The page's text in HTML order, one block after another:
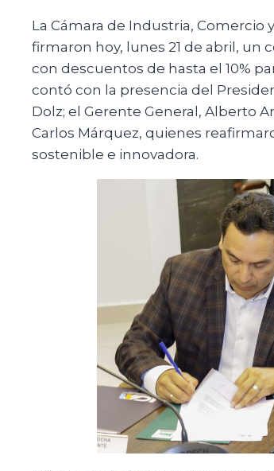
La Cámara de Industria, Comercio
firmaron hoy, lunes 21 de abril, un
con descuentos de hasta el 10%
contó con la presencia del
Dolz; el Gerente General, Alberto
Carlos Márquez, quienes
sostenible e innovadora.